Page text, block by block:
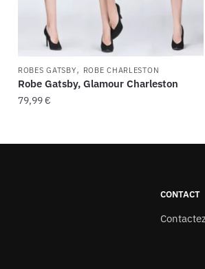
ROBES GATSBY, ROBE CHARLESTON
Robe Gatsby, Glamour Charleston
79,99€
produit
CONTACT